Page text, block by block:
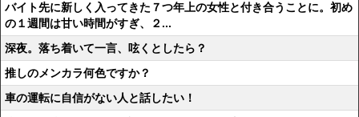
バイト先に新しく入ってきた７つ年上の女性と付き合うことに。初め
の１週間は甘い時間がすぎ、２...
深夜。落ち着いて一言、呟くとしたら？
推しのメンカラ何色ですか？
車の運転に自信がない人と話したい！